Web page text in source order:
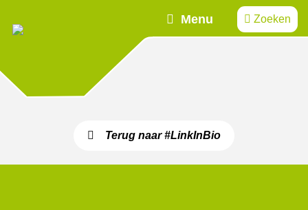
Menu Zoeken
Terug naar #LinkInBio